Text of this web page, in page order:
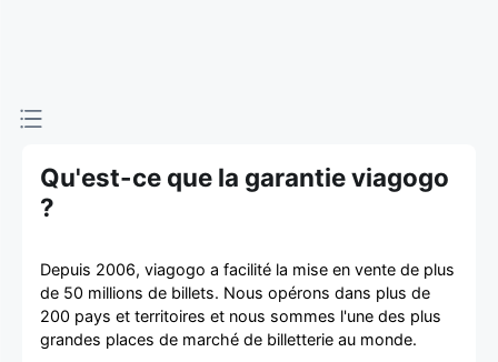
billets
Qu'est-ce que la garantie viagogo
?
Depuis 2006, viagogo a facilité la mise en vente de plus
de 50 millions de billets. Nous opérons dans plus de
200 pays et territoires et nous sommes l'une des plus
grandes places de marché de billetterie au monde.